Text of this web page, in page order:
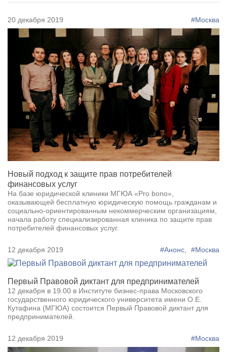
20 декабря 2019 #Москва
Новый подход к защите прав потребителей
финансовых услуг
На базе юридической клиники МГЮА «Pro bono»,
оказывающей бесплатную юридическую помощь гражданам и
социально-ориентированным некоммерческим организациям,
начала работу специализированная клиника по защите прав
потребителей финансовых услуг.
12 декабря 2019 #Анонс, #Москва
Первый Правовой диктант для предпринимателей
12 декабря в 19.00 в Институте бизнес-права Московского
государственного юридического университета имени О.Е.
Кутафина (МГЮА) состоится Первый Правовой диктант для
предпринимателей.
12 декабря 2019 #Москва